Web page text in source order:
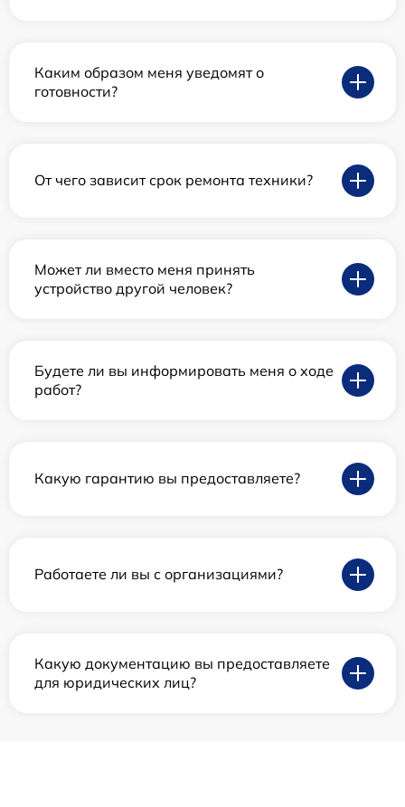
Каким образом меня уведомят о
готовности?
От чего зависит срок ремонта техники?
Может ли вместо меня принять
устройство другой человек?
Будете ли вы информировать меня о ходе
работ?
Какую гарантию вы предоставляете?
Работаете ли вы с организациями?
Какую документацию вы предоставляете
для юридических лиц?